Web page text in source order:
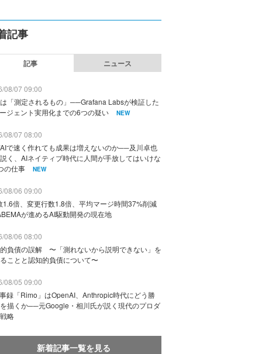
記事
記事 ニュース
08/07 09:00
「測定されるもの」──Grafana Labsが検証した
ジェント実用化までの6つの疑い
NEW
08/07 08:00
で速く作れても成果は増えないのか──及川卓也
く、AIネイティブ時代に人間が手放してはいけな
の仕事
NEW
08/06 09:00
1.6倍、変更行数1.8倍、平均マージ時間37%削減
が進めるAI駆動開発の現在地
08/06 08:00
負債の誤解 〜「測れないから説明できない」を
ことと認知的負債について〜
08/05 09:00
録「Rimo」はOpenAI、Anthropic時代にどう勝
描くか──元Google・相川氏が説く現代のプロダ
略
新着記事一覧を見る